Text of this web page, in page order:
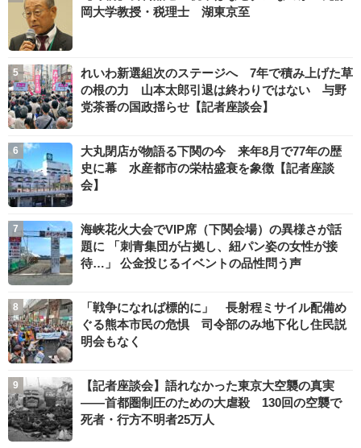
岡大学教授・税理士 湖東京至
れいわ新選組次のステージへ 7年で積み上げた草
の根の力 山本太郎引退は終わりではない 与野
党茶番の国政揺らせ【記者座談会】
大丸閉店が物語る下関の今 来年8月で77年の歴
史に幕 水産都市の栄枯盛衰を象徴【記者座談
会】
海峡花火大会でVIP席（下関会場）の異様さが話
題に 「刺青集団が占拠し、紐パン姿の女性が接
待…」 公金投じるイベントの品性問う声
「戦争になれば標的に」 長射程ミサイル配備め
ぐる熊本市民の危惧 司令部のみ地下化し住民説
明会もなく
【記者座談会】語れなかった東京大空襲の真実
――首都圏制圧のための大虐殺 130回の空襲で
死者・行方不明者25万人